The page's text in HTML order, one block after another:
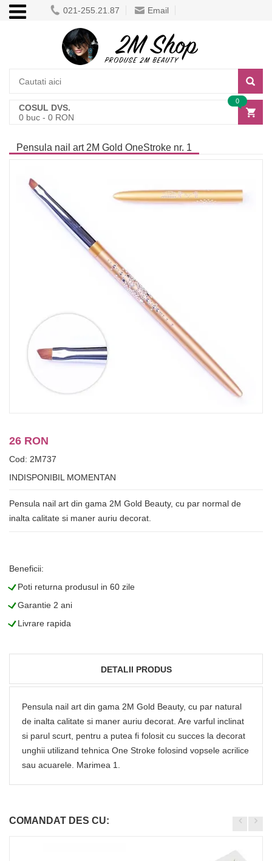
021-255.21.87 Email
COSUL DVS.
0 buc - 0 RON
0
Pensula nail art 2M Gold OneStroke nr. 1
26 RON
Cod: 2M737
INDISPONIBIL MOMENTAN
Pensula nail art din gama 2M Gold Beauty, cu par normal de
inalta calitate si maner auriu decorat.
Beneficii:
LPoti returna produsul in 60 zile
LGarantie 2 ani
LLivrare rapida
DETALII PRODUS
Pensula nail art din gama 2M Gold Beauty, cu par natural
de inalta calitate si maner auriu decorat. Are varful inclinat
si parul scurt, pentru a putea fi folosit cu succes la decorat
unghii utilizand tehnica One Stroke folosind vopsele acrilice
sau acuarele. Marimea 1.
COMANDAT DES CU: